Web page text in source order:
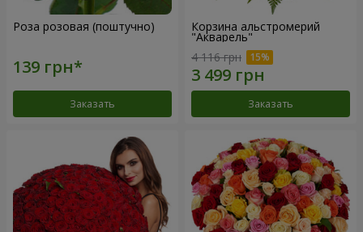
Роза розовая (поштучно)
Заказать
Корзина альстромерий
"Акварель"
4 116 грн
Заказать